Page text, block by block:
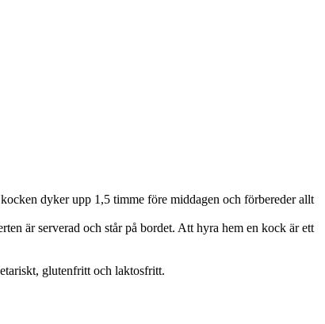
dyker upp 1,5 timme före middagen och förbereder allt
är serverad och står på bordet. Att hyra hem en kock är ett
glutenfritt och laktosfritt.